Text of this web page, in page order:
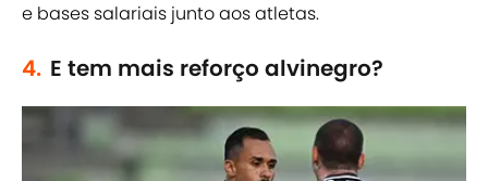
e bases salariais junto aos atletas.
4. E tem mais reforço alvinegro?